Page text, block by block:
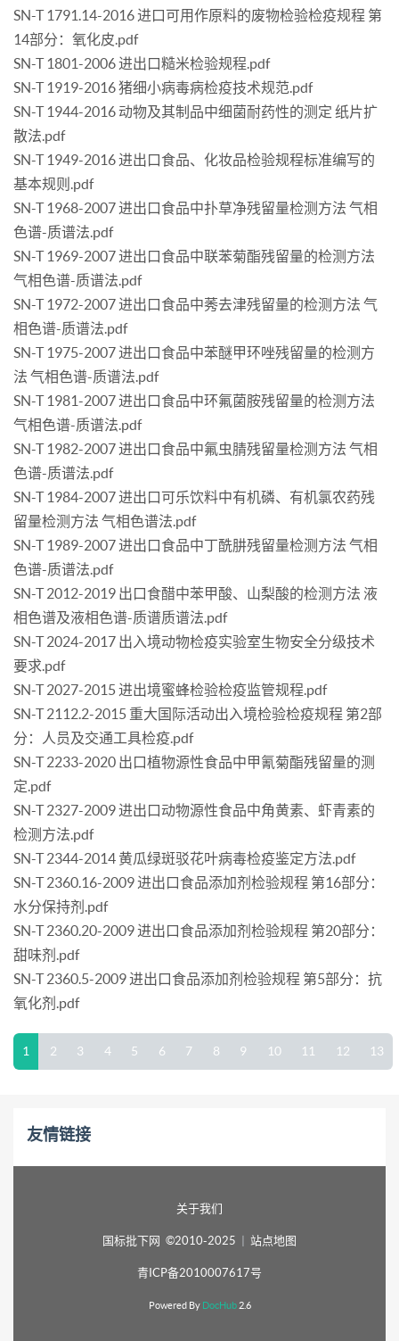
SN-T 1791.14-2016 进口可用作原料的废物检验检疫规程 第
14部分：氧化皮.pdf
SN-T 1801-2006 进出口糙米检验规程.pdf
SN-T 1919-2016 猪细小病毒病检疫技术规范.pdf
SN-T 1944-2016 动物及其制品中细菌耐药性的测定 纸片扩
散法.pdf
SN-T 1949-2016 进出口食品、化妆品检验规程标准编写的
基本规则.pdf
SN-T 1968-2007 进出口食品中扑草净残留量检测方法 气相
色谱-质谱法.pdf
SN-T 1969-2007 进出口食品中联苯菊酯残留量的检测方法
气相色谱-质谱法.pdf
SN-T 1972-2007 进出口食品中莠去津残留量的检测方法 气
相色谱-质谱法.pdf
SN-T 1975-2007 进出口食品中苯醚甲环唑残留量的检测方
法 气相色谱-质谱法.pdf
SN-T 1981-2007 进出口食品中环氟菌胺残留量的检测方法
气相色谱-质谱法.pdf
SN-T 1982-2007 进出口食品中氟虫腈残留量检测方法 气相
色谱-质谱法.pdf
SN-T 1984-2007 进出口可乐饮料中有机磷、有机氯农药残
留量检测方法 气相色谱法.pdf
SN-T 1989-2007 进出口食品中丁酰肼残留量检测方法 气相
色谱-质谱法.pdf
SN-T 2012-2019 出口食醋中苯甲酸、山梨酸的检测方法 液
相色谱及液相色谱-质谱质谱法.pdf
SN-T 2024-2017 出入境动物检疫实验室生物安全分级技术
要求.pdf
SN-T 2027-2015 进出境蜜蜂检验检疫监管规程.pdf
SN-T 2112.2-2015 重大国际活动出入境检验检疫规程 第2部
分：人员及交通工具检疫.pdf
SN-T 2233-2020 出口植物源性食品中甲氰菊酯残留量的测
定.pdf
SN-T 2327-2009 进出口动物源性食品中角黄素、虾青素的
检测方法.pdf
SN-T 2344-2014 黄瓜绿斑驳花叶病毒检疫鉴定方法.pdf
SN-T 2360.16-2009 进出口食品添加剂检验规程 第16部分：
水分保持剂.pdf
SN-T 2360.20-2009 进出口食品添加剂检验规程 第20部分：
甜味剂.pdf
SN-T 2360.5-2009 进出口食品添加剂检验规程 第5部分：抗
氧化剂.pdf
1 2 3 4 5 6 7 8 9 10 11 12 13
友情链接
关于我们
国标批下网 ©2010-2025 站点地图
青ICP备2010007617号
Powered By DocHub2.6